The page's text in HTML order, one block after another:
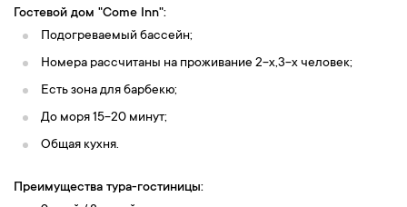
Гостевой дом "Come Inn":
Подогреваемый бассейн;
Номера рассчитаны на проживание 2-х,3-х человек;
Есть зона для барбекю;
До моря 15-20 минут;
Общая кухня.
Преимущества тура-гостиницы: